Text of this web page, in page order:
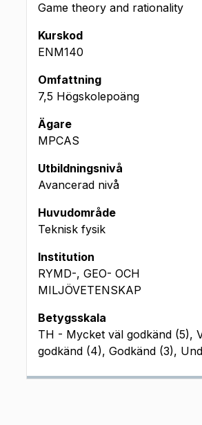
Game theory and rationality
Kurskod
ENM140
Omfattning
7,5 Högskolepoäng
Ägare
MPCAS
Utbildningsnivå
Avancerad nivå
Huvudområde
Teknisk fysik
Institution
RYMD-, GEO- OCH
MILJÖVETENSKAP
Betygsskala
TH - Mycket väl godkänd (5),
godkänd (4), Godkänd (3),